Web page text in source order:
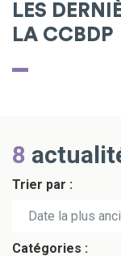
LES
LA CCBDP
8
Trier par :
Date la plus
Date la plus
Catégories :